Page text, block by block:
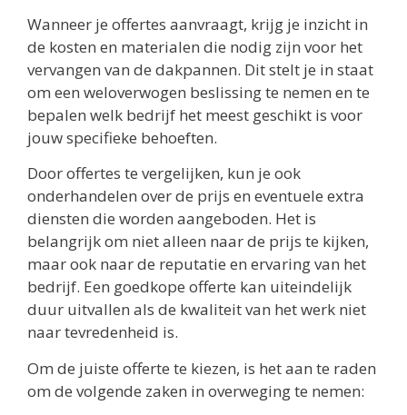
Wanneer je offertes aanvraagt, krijg je inzicht in
de kosten en materialen die nodig zijn voor het
vervangen van de dakpannen. Dit stelt je in staat
om een weloverwogen beslissing te nemen en te
bepalen welk bedrijf het meest geschikt is voor
jouw specifieke behoeften.
Door offertes te vergelijken, kun je ook
onderhandelen over de prijs en eventuele extra
diensten die worden aangeboden. Het is
belangrijk om niet alleen naar de prijs te kijken,
maar ook naar de reputatie en ervaring van het
bedrijf. Een goedkope offerte kan uiteindelijk
duur uitvallen als de kwaliteit van het werk niet
naar tevredenheid is.
Om de juiste offerte te kiezen, is het aan te raden
om de volgende zaken in overweging te nemen: